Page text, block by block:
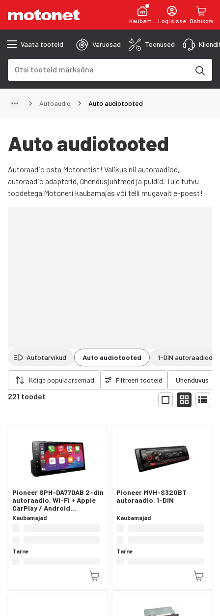
KaubamajaLogi sisse Ostukorv
Vaata tooteid Varuosad Teenused
Autoaudio Auto audiotooted
Auto audiotooted
Autoraadio osta Motonetist! Valikus nii autoraadiod,
autoraadio adapterid, ühendusjuhtmed ja puldid. Tule tutvu
toodetega Motoneti kaubamajas või telli mugavalt e-poest!
Autotarvikud Auto audiotooted 1-DIN autoraadiod
Kõige populaarsemad Filtreeri tooteid Ühenduvus
221 toodet
Näita
filtrid
Pioneer SPH-DA77DAB 2-din
autoraadio, Wi-Fi + Apple
CarPlay / Android
Auto/Bluetooth
Kaubamajad
Tarne
Pioneer MVH-S320BT
autoraadio, 1-DIN
Kaubamajad
Tarne